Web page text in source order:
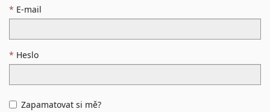
E-mail
Heslo
Zapamatovat si mě?